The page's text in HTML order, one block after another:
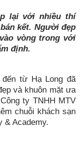
lại với nhiều thí
kết. Người đẹp
vòng trong với
định.
từ Hạ Long đã
và khuôn mặt ưa
ty TNHH MTV
chuỗi khách sạn
& Academy.